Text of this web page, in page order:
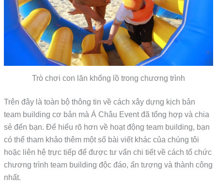
Trò chơi con lăn khổng lồ trong chương trình
Trên đây là toàn bộ thông tin về cách xây dựng kịch bản
team building cơ bản mà Á Châu Event đã tổng hợp và chia
sẻ đến bạn. Để hiểu rõ hơn về hoạt động team building, bạn
có thể tham khảo thêm một số bài viết khác của chúng tôi
hoặc liên hệ trực tiếp để được tư vấn chi tiết về cách tổ chức
chương trình team building độc đáo, ấn tượng và thành công
nhất.